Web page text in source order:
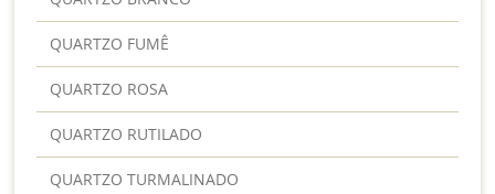
QUARTZO FUMÊ
QUARTZO ROSA
QUARTZO RUTILADO
QUARTZO TURMALINADO